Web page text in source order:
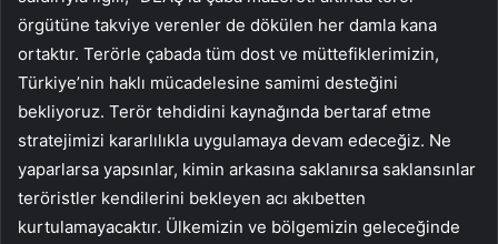
örgütüne takviye verenler de dökülen her damla kana
ortaktır. Terörle çabada tüm dost ve müttefiklerimizin,
Türkiye’nin haklı mücadelesine samimi desteğini
bekliyoruz. Terör tehdidini kaynağında bertaraf etme
stratejimizi kararlılıkla uygulamaya devam edeceğiz. Ne
yaparlarsa yapsınlar, kimin arkasına saklanırsa saklansınlar
teröristler kendilerini bekleyen acı akıbetten
kurtulamayacaktır. Ülkemizin ve bölgemizin geleceğinde